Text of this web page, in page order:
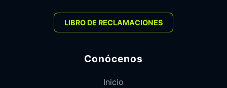
LIBRO DE RECLAMACIONES
Conócenos
Inicio